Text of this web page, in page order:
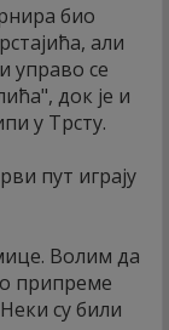
био
али
управо се
док је и
у Трсту.
пут играју
Волим да
припреме
су били